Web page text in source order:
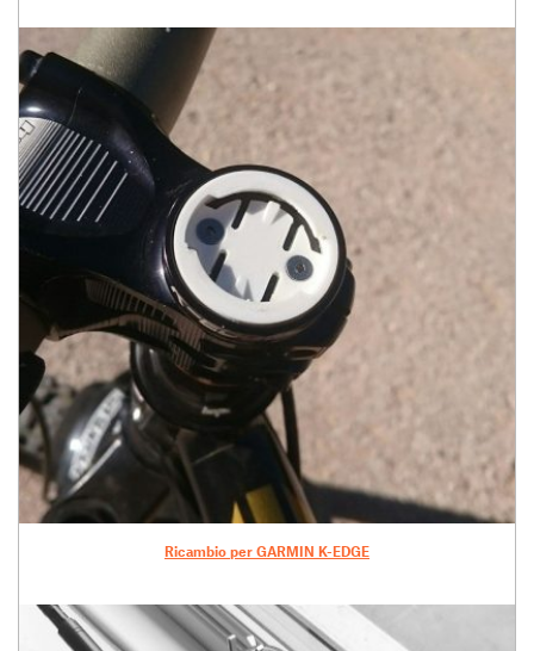
Ricambio per GARMIN K-EDGE